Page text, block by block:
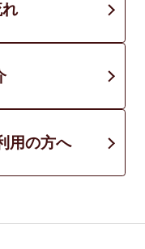
用の方へ